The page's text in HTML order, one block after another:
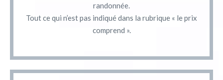
randonnée.
Tout ce qui n’est pas indiqué dans la rubrique « le prix
comprend ».